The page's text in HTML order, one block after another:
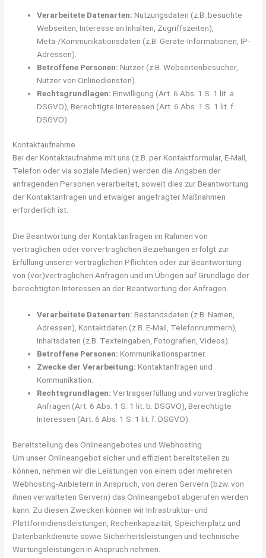
Verarbeitete Datenarten: Nutzungsdaten (z.B. besuchte
Webseiten, Interesse an Inhalten, Zugriffszeiten),
Meta-/Kommunikationsdaten (z.B. Geräte-Informationen, IP-
Adressen).
Betroffene Personen: Nutzer (z.B. Webseitenbesucher,
Nutzer von Onlinediensten).
Rechtsgrundlagen: Einwilligung (Art. 6 Abs. 1 S. 1 lit. a
DSGVO), Berechtigte Interessen (Art. 6 Abs. 1 S. 1 lit. f.
DSGVO).
Kontaktaufnahme
Bei der Kontaktaufnahme mit uns (z.B. per Kontaktformular, E-Mail,
Telefon oder via soziale Medien) werden die Angaben der
anfragenden Personen verarbeitet, soweit dies zur Beantwortung
der Kontaktanfragen und etwaiger angefragter Maßnahmen
erforderlich ist.
Die Beantwortung der Kontaktanfragen im Rahmen von
vertraglichen oder vorvertraglichen Beziehungen erfolgt zur
Erfüllung unserer vertraglichen Pflichten oder zur Beantwortung
von (vor)vertraglichen Anfragen und im Übrigen auf Grundlage der
berechtigten Interessen an der Beantwortung der Anfragen.
Verarbeitete Datenarten: Bestandsdaten (z.B. Namen,
Adressen), Kontaktdaten (z.B. E-Mail, Telefonnummern),
Inhaltsdaten (z.B. Texteingaben, Fotografien, Videos).
Betroffene Personen: Kommunikationspartner.
Zwecke der Verarbeitung: Kontaktanfragen und
Kommunikation.
Rechtsgrundlagen: Vertragserfüllung und vorvertragliche
Anfragen (Art. 6 Abs. 1 S. 1 lit. b. DSGVO), Berechtigte
Interessen (Art. 6 Abs. 1 S. 1 lit. f. DSGVO).
Bereitstellung des Onlineangebotes und Webhosting
Um unser Onlineangebot sicher und effizient bereitstellen zu
können, nehmen wir die Leistungen von einem oder mehreren
Webhosting-Anbietern in Anspruch, von deren Servern (bzw. von
ihnen verwalteten Servern) das Onlineangebot abgerufen werden
kann. Zu diesen Zwecken können wir Infrastruktur- und
Plattformdienstleistungen, Rechenkapazität, Speicherplatz und
Datenbankdienste sowie Sicherheitsleistungen und technische
Wartungsleistungen in Anspruch nehmen.